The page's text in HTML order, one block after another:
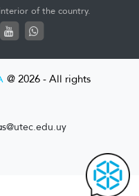
of the country.
@ 2026 - All rights